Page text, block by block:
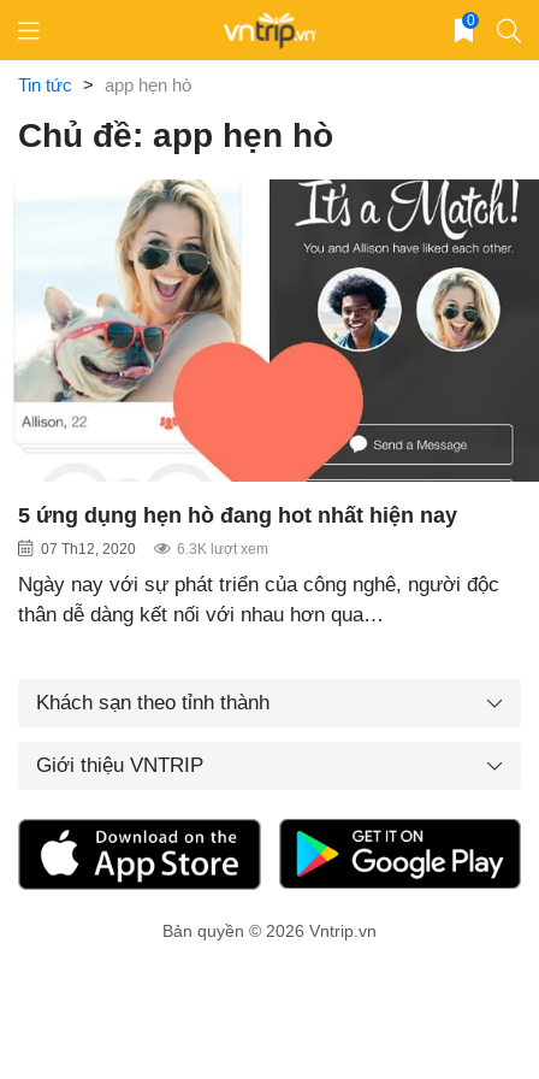
content
0
Tin tức > app hẹn hò
Chủ đề: app hẹn hò
5 ứng dụng hẹn hò đang hot nhất hiện nay
07 Th12, 2020 6.3K lượt xem
Ngày nay với sự phát triển của công nghê, người độc
thân dễ dàng kết nối với nhau hơn qua…
Khách sạn theo tỉnh thành
Giới thiệu VNTRIP
Bản quyền © 2026 Vntrip.vn